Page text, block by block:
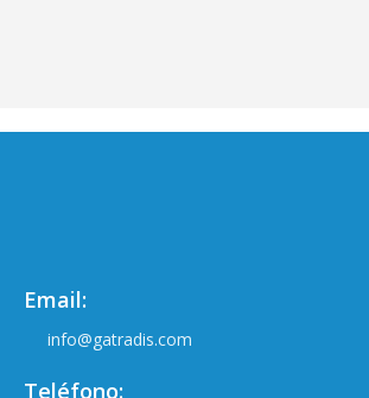
Email:
info@gatradis.com
Teléfono: